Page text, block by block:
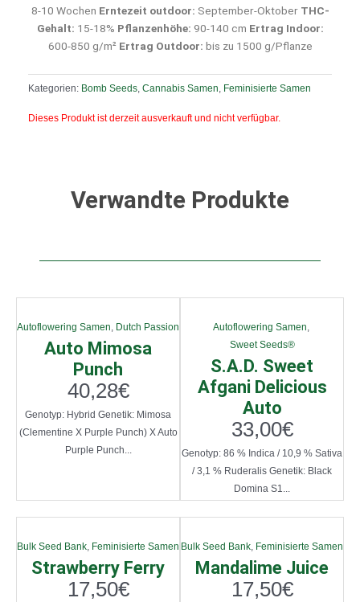
8-10 Wochen Erntezeit outdoor: September-Oktober THC-
Gehalt: 15-18% Pflanzenhöhe: 90-140 cm Ertrag Indoor:
600-850 g/m² Ertrag Outdoor: bis zu 1500 g/Pflanze
Kategorien: Bomb Seeds, Cannabis Samen, Feminisierte Samen
Dieses Produkt ist derzeit ausverkauft und nicht verfügbar.
Verwandte Produkte
Autoflowering Samen Dutch Passion
Auto Mimosa
Punch
40,28€
Genotyp: Hybrid Genetik: Mimosa
(Clementine X Purple Punch) X Auto
Purple Punch...
Autoflowering Samen
Sweet Seeds®
S.A.D. Sweet
Afgani Delicious
Auto
33,00€
Genotyp: 86 % Indica / 10,9 % Sativa
/ 3,1 % Ruderalis Genetik: Black
Domina S1...
Bulk Seed Bank Feminisierte Samen
Strawberry Ferry
17,50€
Bulk Seed Bank Feminisierte Samen
Mandalime Juice
17,50€